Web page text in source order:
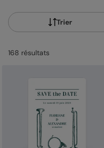
Trier
168 résultats